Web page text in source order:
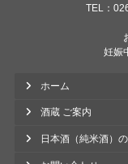
TEL：
妊娠
ホーム
酒蔵 ご案内
日本酒（純米酒）